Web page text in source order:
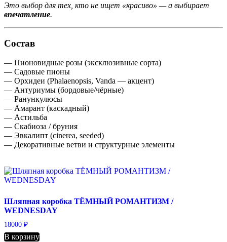
Это выбор для тех, кто не ищет «красиво» — а выбирает
впечатление.
Состав
— Пионовидные розы (эксклюзивные сорта)
— Садовые пионы
— Орхидеи (Phalaenopsis, Vanda — акцент)
— Антуриумы (бордовые/чёрные)
— Ранункулюсы
— Амарант (каскадный)
— Астильба
— Скабиоза / бруния
— Эвкалипт (cinerea, seeded)
— Декоративные ветви и структурные элементы
Шляпная коробка ТЁМНЫЙ РОМАНТИЗМ /
WEDNESDAY
18000 ₽
В корзину